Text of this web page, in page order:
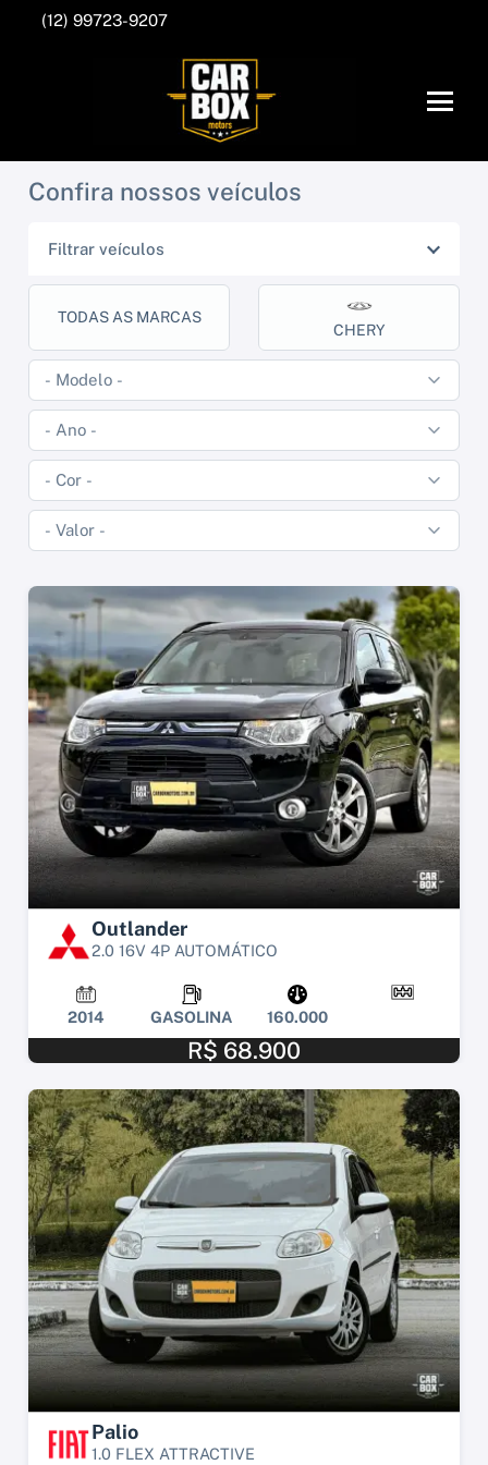
(12) 99723-9207
Confira nossos veículos
Filtrar veículos
TODAS AS MARCAS
CHERY
Outlander
2.0 16V 4P AUTOMÁTICO
2014 GASOLINA 160.000
R$ 68.900
Palio
1.0 FLEX ATTRACTIVE